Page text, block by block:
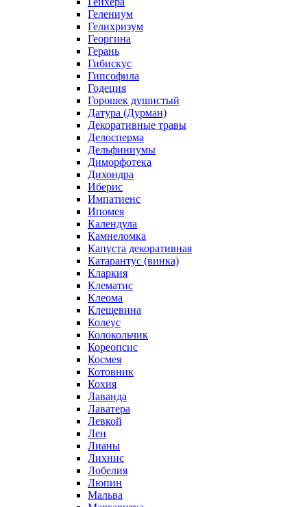
Гелениум
Гелихризум
Георгина
Герань
Гибискус
Гипсофила
Годеция
Горошек душистый
Датура (Дурман)
Декоративные травы
Делосперма
Дельфиниумы
Диморфотека
Дихондра
Иберис
Импатиенс
Ипомея
Календула
Камнеломка
Капуста декоративная
Катарантус (винка)
Кларкия
Клематис
Клеома
Клещевина
Колеус
Колокольчик
Кореопсис
Космея
Котовник
Кохия
Лаванда
Лаватера
Левкой
Лен
Лианы
Лихнис
Лобелия
Люпин
Мальва